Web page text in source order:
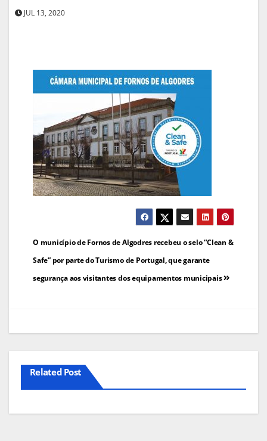
JUL 13, 2020
Navegação
de
artigos
O município de Fornos de Algodres recebeu o selo “Clean &
Safe” por parte do Turismo de Portugal, que garante
segurança aos visitantes dos equipamentos municipais
Related Post